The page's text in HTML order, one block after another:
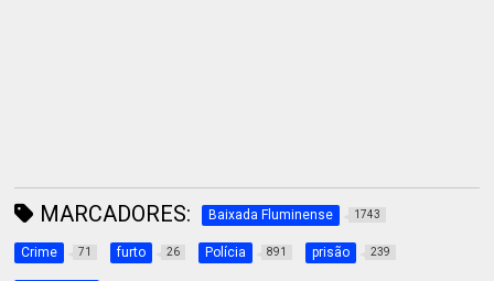
MARCADORES: Baixada Fluminense 1743
Crime 71 furto 26 Polícia 891 prisão 239